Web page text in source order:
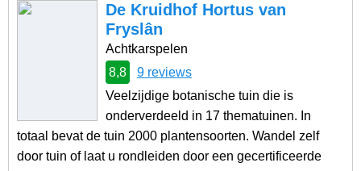
De Kruidhof Hortus van
Fryslân
Achtkarspelen
8,8
9 reviews
Veelzijdige botanische tuin die is
onderverdeeld in 17 thematuinen. In
totaal bevat de tuin 2000 plantensoorten. Wandel zelf
door tuin of laat u rondleiden door een gecertificeerde